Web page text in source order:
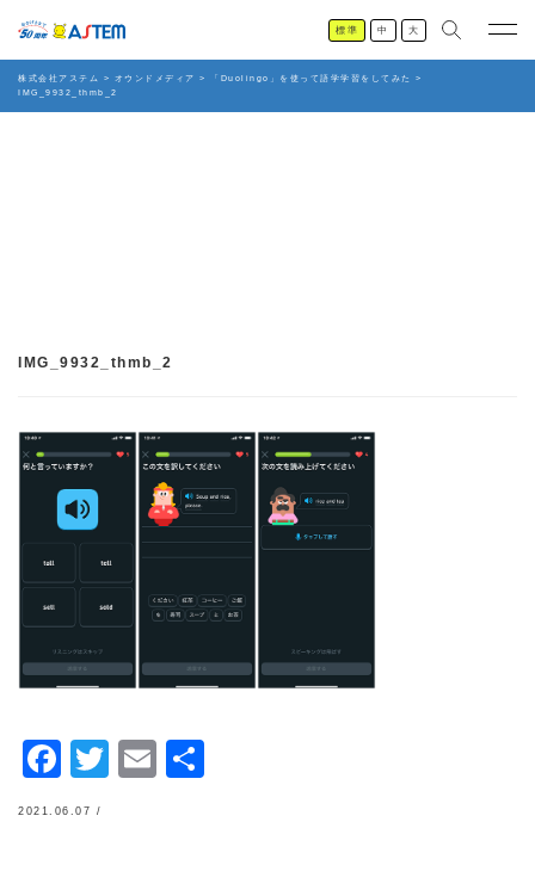
標準 中 大
株式会社アステム > オウンドメディア > 「Duolingo」を使って語学学習をしてみた
>
IMG_9932_thmb_2
IMG_9932_thmb_2
Facebook
Twitter
Email
2021.06.07 /